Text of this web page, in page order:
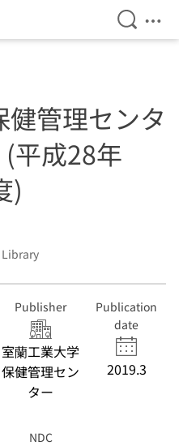
Open
管理センタ
平成28年
)
Publisher
室蘭工業大学
保健管理セン
ター
Publication
date
2019.3
NDC